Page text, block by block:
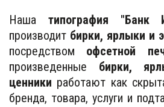
Наша типография
производит бирки, ярлыки и
посредством офсетной
произведенные бирки,
ценники работают как
бренда, товара, услуги и